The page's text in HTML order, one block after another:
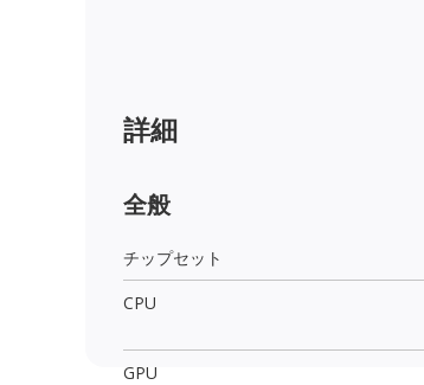
詳細
全般
チップセット
CPU
GPU